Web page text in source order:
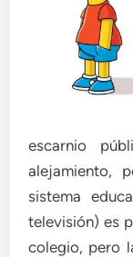
escarnio
alejamiento,
sistema
televisión) es
colegio, pero